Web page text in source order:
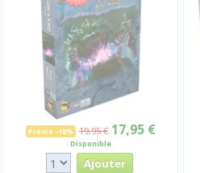
Promo -10% 19,95 € 17,95 €
Disponible